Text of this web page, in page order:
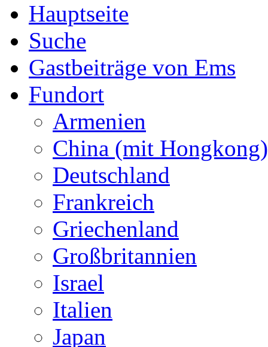
Hauptseite
Suche
Gastbeiträge von Ems
Fundort
Armenien
China (mit Hongkong)
Deutschland
Frankreich
Griechenland
Großbritannien
Israel
Italien
Japan